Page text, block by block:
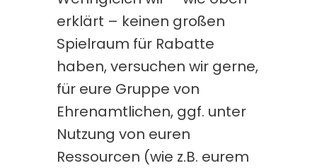
erklärt – keinen großen
Spielraum für Rabatte
haben, versuchen wir gerne,
für eure Gruppe von
Ehrenamtlichen, ggf. unter
Nutzung von euren
Ressourcen (wie z.B. eurem